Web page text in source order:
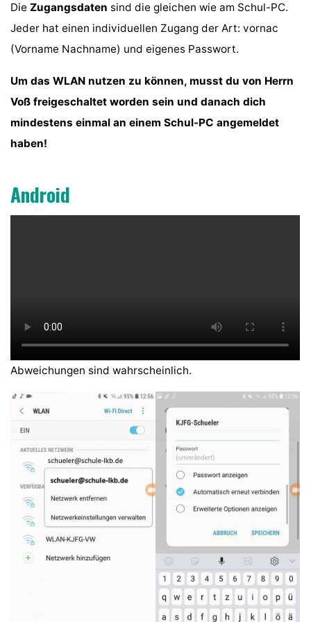
DieZugangsdaten sind die gleichen wie am Schul-PC.
Jeder hat einen individuellen Zugang der Art: vornac
(Vorname Nachname) und eigenes Passwort.
Um das WLAN nutzen zu können, musst du von Herrn
Voß freigeschaltet worden sein und danach dich
mindestens einmal an einem Schul-PC angemeldet
haben!
Android
Abweichungen sind wahrscheinlich.